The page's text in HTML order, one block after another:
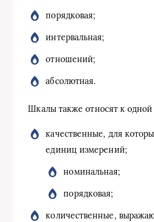
порядковая;
интервальная;
отношений;
абсолютная.
Шкалы также относят к одной
качественные, для
единиц измерений;
номинальная;
порядковая;
количественные,